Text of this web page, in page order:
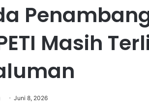
Masih
Juni 8, 2026